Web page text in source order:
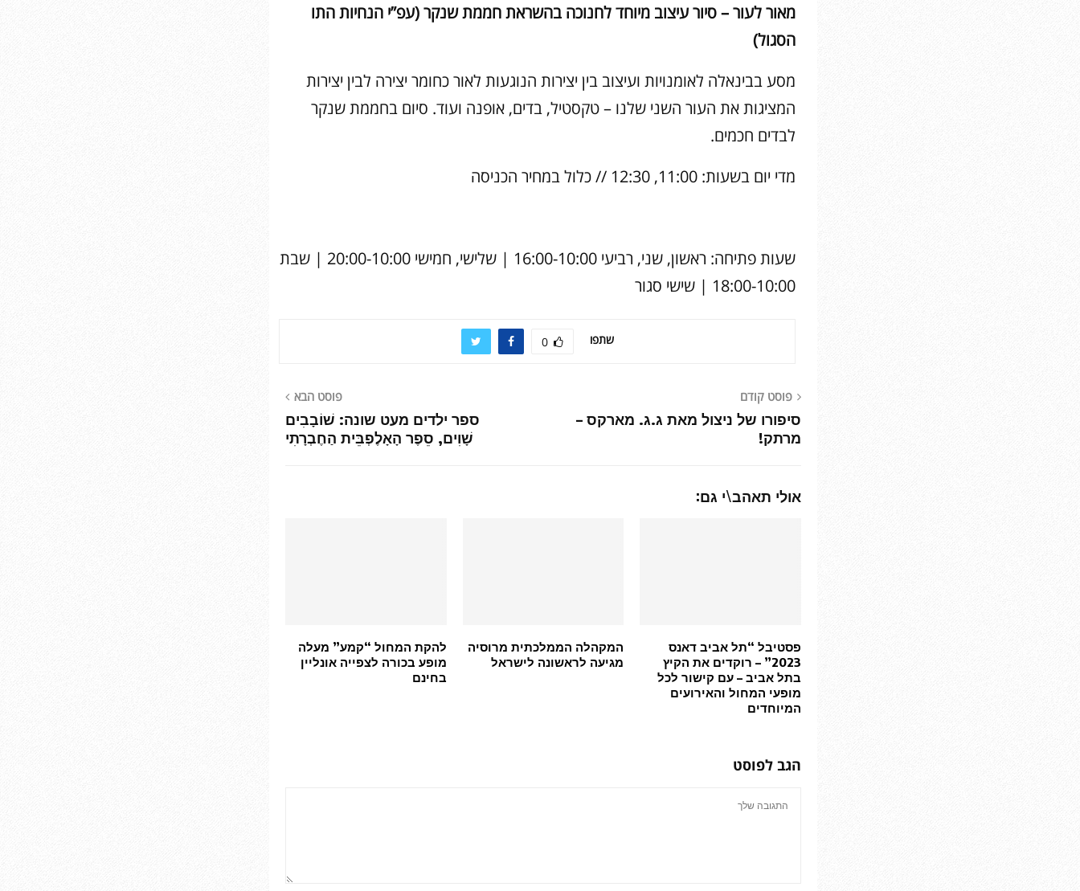
מאור לעור – סיור עיצוב מיוחד לחנוכה בהשראת חממת שנקר (עפ”י הנחיות התו
הסגול)
מסע בבינאלה לאומנויות ועיצוב בין יצירות הנוגעות לאור כחומר יצירה לבין יצירות
המציגות את העור השני שלנו – טקסטיל, בדים, אופנה ועוד. סיום בחממת שנקר
לבדים חכמים.
מדי יום בשעות: 11:00, 12:30 // כלול במחיר הכניסה
שעות פתיחה: ראשון, שני, רביעי 16:00-10:00 | שלישי, חמישי 20:00-10:00 | שבת
18:00-10:00 | שישי סגור
שתפו 0
פוסט קודם
סיפורו של ניצול מאת ג.ג. מארקס –
מרתק!
פוסט הבא
ספר ילדים מעט שונה: שׁוֹבָבִים
שָׁוִים, סֵפֶר הָאָלֶפְבֵּית הַחֶבְרָתִי
אולי תאהב\י גם:
פסטיבל “תל אביב דאנס
2023” – רוקדים את הקיץ
בתל אביב – עם קישור לכל
מופעי המחול והאירועים
המיוחדים
המקהלה הממלכתית מרוסיה
מגיעה לראשונה לישראל
להקת המחול “קמע” מעלה
מופע בכורה לצפייה אונליין
בחינם
הגב לפוסט